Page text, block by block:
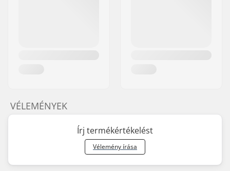
VÉLEMÉNYEK
Írj termékértékelést
Vélemény írása